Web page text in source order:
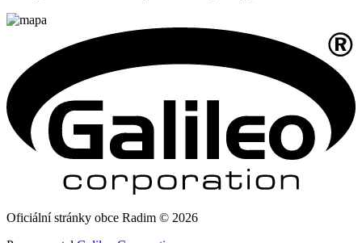
Oficiální stránky obce Radim © 2026